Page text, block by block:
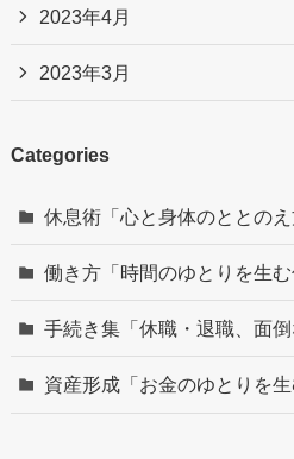
2023年4月
2023年3月
Categories
休息術「心と身体のととのえ
働き方「時間のゆとりを生む
手続き集「休職・退職、面倒
資産形成「お金のゆとりを生